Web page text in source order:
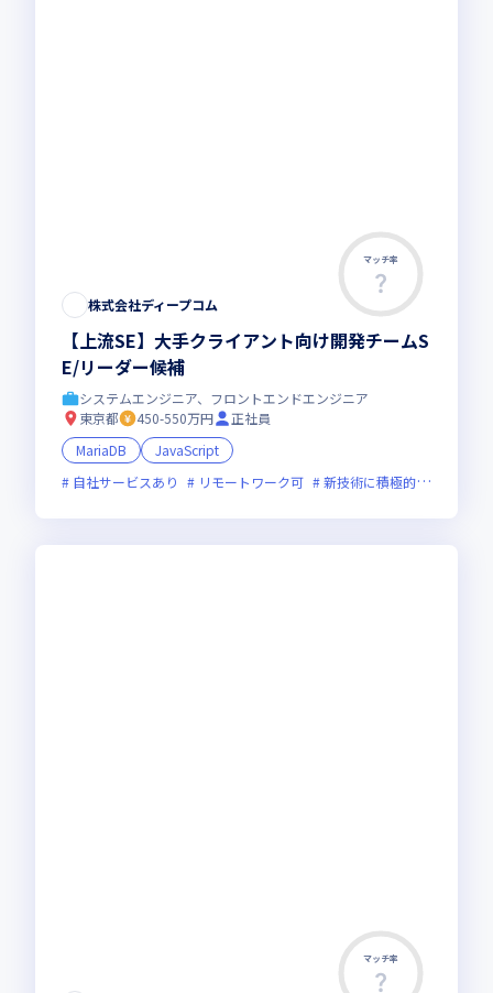
マッチ率
株式会社ディープコム
【上流SE】大手クライアント向け開発チームS
E/リーダー候補
システムエンジニア、フロントエンドエンジニア
東京都
450-550万円
正社員
MariaDB
JavaScript
自社サービスあり
リモートワーク可 新技術に積極的
マッチ率